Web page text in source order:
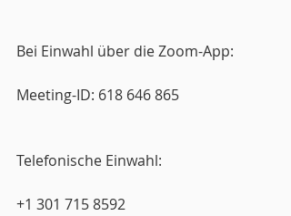
Bei Einwahl über die Zoom-App:
Meeting-ID: 618 646 865
Telefonische Einwahl:
+1 301 715 8592